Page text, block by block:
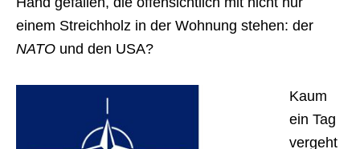
einem Streichholz in der Wohnung stehen: der
NATO und den USA?
Kaum
ein Tag
vergeht